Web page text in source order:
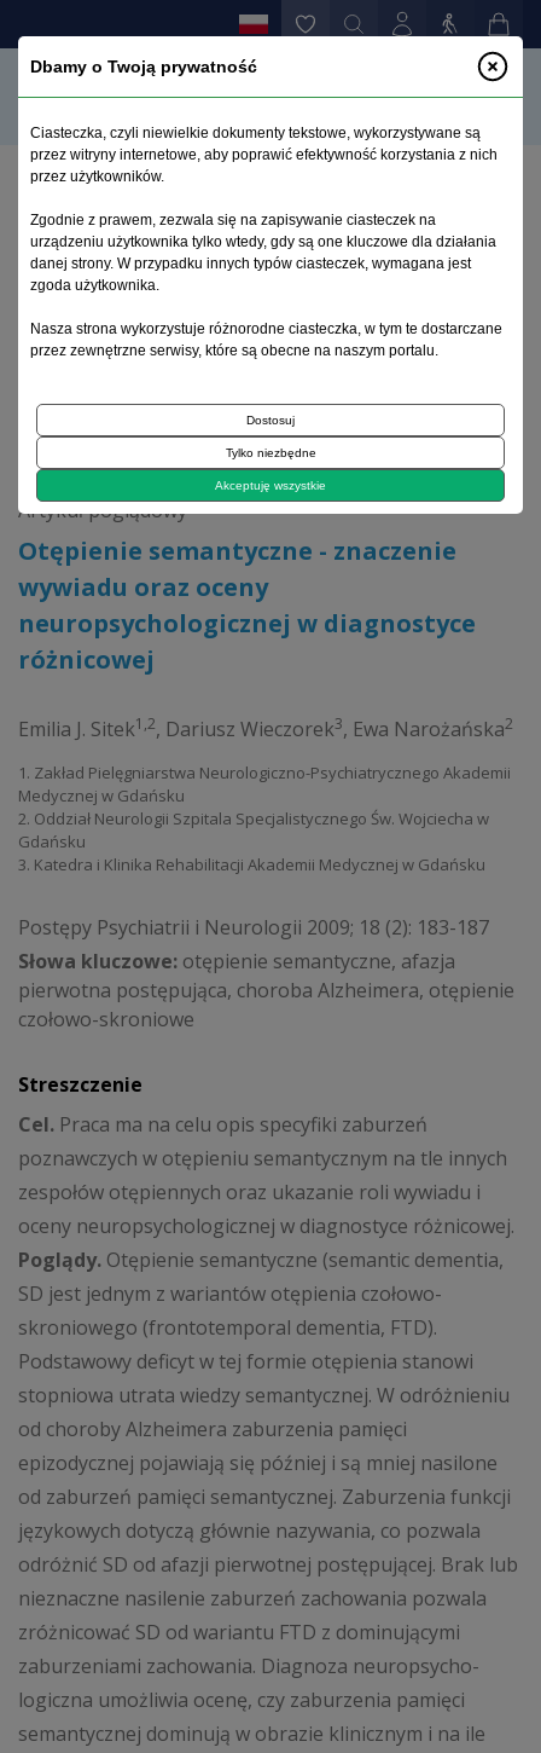
Otępienie semantyczne - znaczenie wywiadu oraz
oceny neuropsychologicznej w diagnostyce
różnicowej
Archiwum 1992–2014
2009, tom 18, zeszyt 2
Artykuł poglądowy
Otępienie semantyczne - znaczenie
wywiadu oraz oceny
neuropsychologicznej w diagnostyce
różnicowej
Emilia J. Sitek1,2, Dariusz Wieczorek3, Ewa Narożańska2
1. Zakład Pielęgniarstwa Neurologiczno-Psychiatrycznego Akademii
Medycznej w Gdańsku
2. Oddział Neurologii Szpitala Specjalistycznego Św. Wojciecha w
Gdańsku
3. Katedra i Klinika Rehabilitacji Akademii Medycznej w Gdańsku
Postępy Psychiatrii i Neurologii 2009; 18 (2): 183-187
Słowa kluczowe: otępienie semantyczne, afazja
pierwotna postępująca, choroba Alzheimera, otępienie
czołowo-skroniowe
Streszczenie
Cel. Praca ma na celu opis specyfiki zaburzeń
poznawczych w otępieniu semantycznym na tle innych
zespołów otępiennych oraz ukazanie roli wywiadu i
oceny neuropsychologicznej w diagnostyce różnicowej.
Poglądy. Otępienie semantyczne (semantic dementia,
SD jest jednym z wariantów otępienia czołowo-
skroniowego (frontotemporal dementia, FTD).
Podstawowy deficyt w tej formie otępienia stanowi
stopniowa utrata wiedzy semantycznej. W odróżnieniu
od choroby Alzheimera zaburzenia pamięci
epizodycznej pojawiają się później i są mniej nasilone
od zaburzeń pamięci semantycznej. Zaburzenia funkcji
językowych dotyczą głównie nazywania, co pozwala
odróżnić SD od afazji pierwotnej postępującej. Brak lub
nieznaczne nasilenie zaburzeń zachowania pozwala
zróżnicować SD od wariantu FTD z dominującymi
zaburzeniami zachowania. Diagnoza neuropsycho-
logiczna umożliwia ocenę, czy zaburzenia pamięci
semantycznej dominują w obrazie klinicznym i na ile
Dbamy o Twoją prywatność
Ciasteczka, czyli niewielkie dokumenty tekstowe, wykorzystywane są
przez witryny internetowe, aby poprawić efektywność korzystania z nich
przez użytkowników.
Zgodnie z prawem, zezwala się na zapisywanie ciasteczek na
urządzeniu użytkownika tylko wtedy, gdy są one kluczowe dla działania
danej strony. W przypadku innych typów ciasteczek, wymagana jest
zgoda użytkownika.
Nasza strona wykorzystuje różnorodne ciasteczka, w tym te dostarczane
przez zewnętrzne serwisy, które są obecne na naszym portalu.
Dostosuj
Tylko niezbędne
Akceptuję wszystkie